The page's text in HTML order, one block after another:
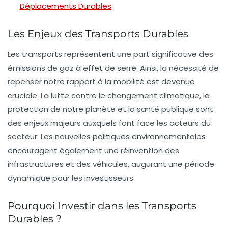
Déplacements Durables
Les Enjeux des Transports Durables
Les transports représentent une part significative des
émissions de gaz à effet de serre. Ainsi, la nécessité de
repenser notre rapport à la mobilité est devenue
cruciale. La lutte contre le changement climatique, la
protection de notre planète et la santé publique sont
des enjeux majeurs auxquels font face les acteurs du
secteur. Les nouvelles politiques environnementales
encouragent également une réinvention des
infrastructures et des véhicules, augurant une période
dynamique pour les investisseurs.
Pourquoi Investir dans les Transports
Durables ?